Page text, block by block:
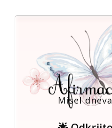
Misel dneva